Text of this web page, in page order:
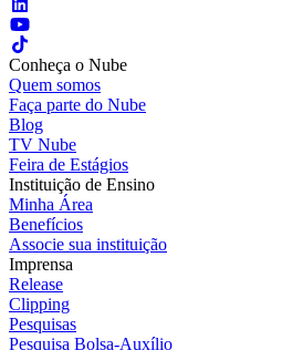
Conheça o Nube
Quem somos
Faça parte do Nube
Blog
TV Nube
Feira de Estágios
Instituição de Ensino
Minha Área
Benefícios
Associe sua instituição
Imprensa
Release
Clipping
Pesquisas
Pesquisa Bolsa-Auxílio